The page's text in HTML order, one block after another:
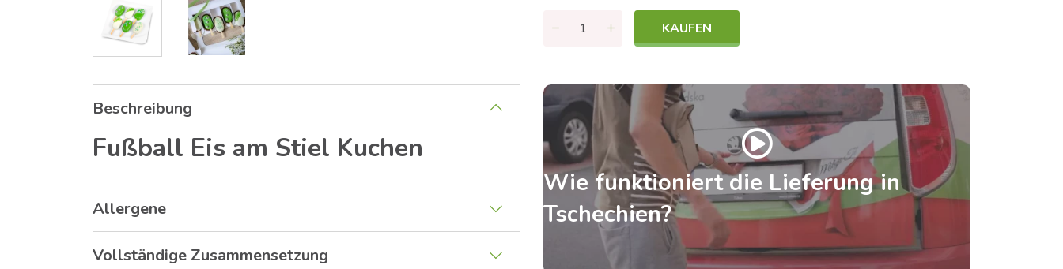
KAUFEN
Beschreibung
Fußball Eis am Stiel Kuchen
Allergene
Vollständige Zusammensetzung
Wie funktioniert die Lieferung in
Tschechien?